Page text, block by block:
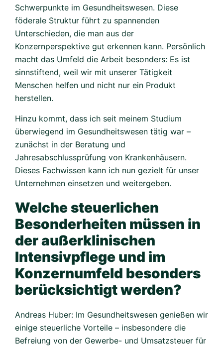
Schwerpunkte im Gesundheitswesen. Diese
föderale Struktur führt zu spannenden
Unterschieden, die man aus der
Konzernperspektive gut erkennen kann. Persönlich
macht das Umfeld die Arbeit besonders: Es ist
sinnstiftend, weil wir mit unserer Tätigkeit
Menschen helfen und nicht nur ein Produkt
herstellen.
Hinzu kommt, dass ich seit meinem Studium
überwiegend im Gesundheitswesen tätig war –
zunächst in der Beratung und
Jahresabschlussprüfung von Krankenhäusern.
Dieses Fachwissen kann ich nun gezielt für unser
Unternehmen einsetzen und weitergeben.
Welche steuerlichen
Besonderheiten müssen in
der außerklinischen
Intensivpflege und im
Konzernumfeld besonders
berücksichtigt werden?
Andreas Huber: Im Gesundheitswesen genießen wir
einige steuerliche Vorteile – insbesondere die
Befreiung von der Gewerbe- und Umsatzsteuer für